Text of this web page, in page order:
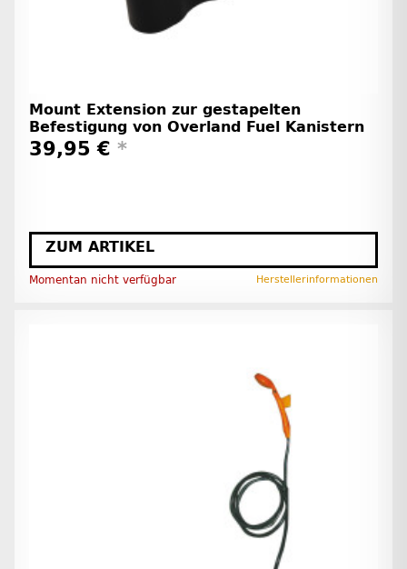
Mount Extension zur gestapelten
Befestigung von Overland Fuel Kanistern
39,95 € *
ZUM ARTIKEL
Momentan nicht verfügbar Herstellerinformationen